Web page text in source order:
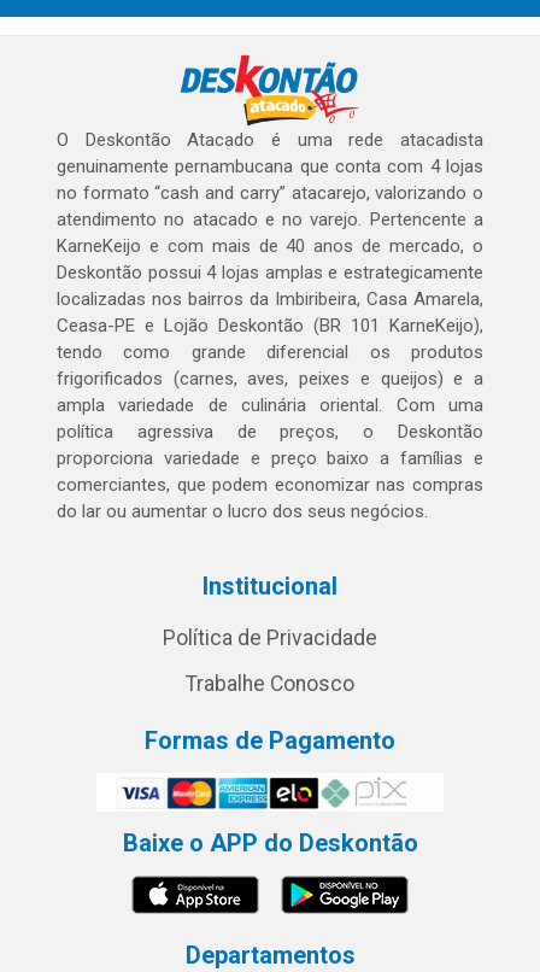
O Deskontão Atacado é uma rede atacadista
genuinamente pernambucana que conta com 4 lojas
no formato “cash and carry” atacarejo, valorizando o
atendimento no atacado e no varejo. Pertencente a
KarneKeijo e com mais de 40 anos de mercado, o
Deskontão possui 4 lojas amplas e estrategicamente
localizadas nos bairros da Imbiribeira, Casa Amarela,
Ceasa-PE e Lojão Deskontão (BR 101 KarneKeijo),
tendo como grande diferencial os produtos
frigorificados (carnes, aves, peixes e queijos) e a
ampla variedade de culinária oriental. Com uma
política agressiva de preços, o Deskontão
proporciona variedade e preço baixo a famílias e
comerciantes, que podem economizar nas compras
do lar ou aumentar o lucro dos seus negócios.
Institucional
Política de Privacidade
Trabalhe Conosco
Formas de Pagamento
Baixe o APP do Deskontão
Departamentos